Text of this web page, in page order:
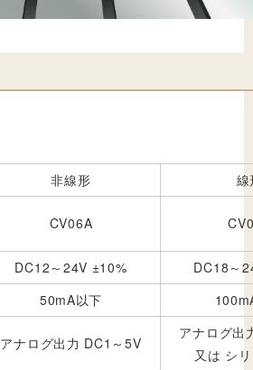
非線形 線
CV06A
DC12～24V ±10%
DC18～
50mA以下
アナログ出力 DC1～5V
アナログ出
又は シ